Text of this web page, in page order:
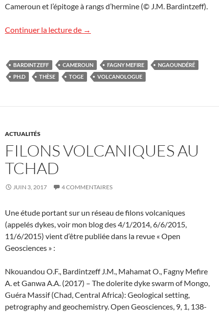
Cameroun et l’épitoge à rangs d’hermine (© J.M. Bardintzeff).
Continuer la lecture de Jury de thèse à Ngaoundéré
→
BARDINTZEFF CAMEROUN FAGNY MEFIRE
NGAOUNDÉRÉ
PH.D
THÈSE TOGE VOLCANOLOGUE
ACTUALITÉS
FILONS VOLCANIQUES AU
TCHAD
JUIN 3, 2017 4 COMMENTAIRES
Une étude portant sur un réseau de filons volcaniques
(appelés dykes, voir mon blog des 4/1/2014, 6/6/2015,
11/6/2015) vient d‘être publiée dans la revue « Open
Geosciences » :
Nkouandou O.F., Bardintzeff J.M., Mahamat O., Fagny Mefire
A. et Ganwa A.A. (2017) – The dolerite dyke swarm of Mongo,
Guéra Massif (Chad, Central Africa): Geological setting,
petrography and geochemistry. Open Geosciences, 9, 1, 138-